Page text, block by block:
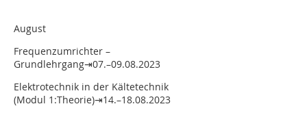
August
Frequenzumrichter –
Grundlehrgang⇥07.–09.08.2023
Elektrotechnik in der Kältetechnik
(Modul 1:Theorie)⇥14.–18.08.2023